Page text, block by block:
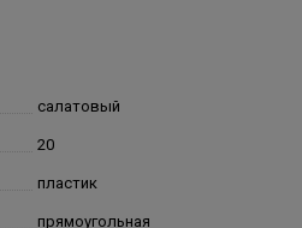
салатовый
20
пластик
прямоугольная